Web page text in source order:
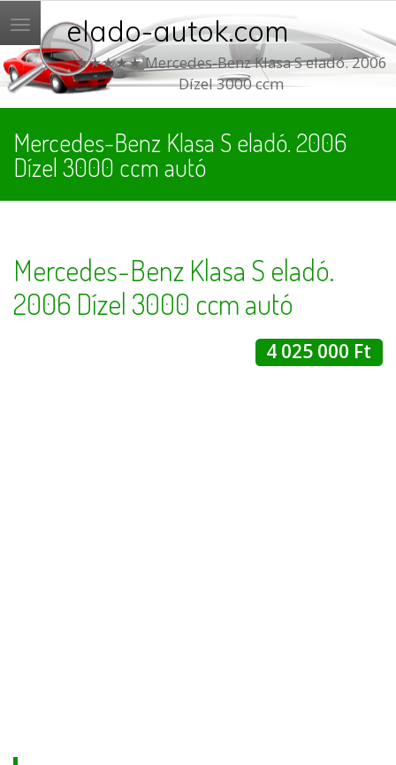
Menü elado-autok.com
★★★★★ Mercedes-Benz Klasa S eladó. 2006
Dízel 3000 ccm
Mercedes-Benz Klasa S eladó. 2006
Dízel 3000 ccm autó
Mercedes-Benz Klasa S eladó.
2006 Dízel 3000 ccm autó
4 025 000 Ft